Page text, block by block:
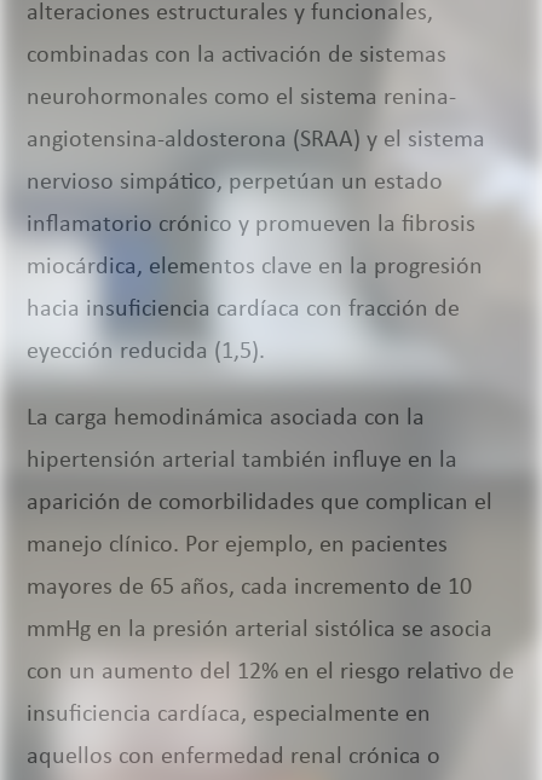
alteraciones estructurales y funcionales,
combinadas con la activación de sistemas
neurohormonales como el sistema renina-
angiotensina-aldosterona (SRAA) y el sistema
nervioso simpático, perpetúan un estado
inflamatorio crónico y promueven la fibrosis
miocárdica, elementos clave en la progresión
hacia insuficiencia cardíaca con fracción de
eyección reducida (1,5).
La carga hemodinámica asociada con la
hipertensión arterial también influye en la
aparición de comorbilidades que complican el
manejo clínico. Por ejemplo, en pacientes
mayores de 65 años, cada incremento de 10
mmHg en la presión arterial sistólica se asocia
con un aumento del 12% en el riesgo relativo de
insuficiencia cardíaca, especialmente en
aquellos con enfermedad renal crónica o